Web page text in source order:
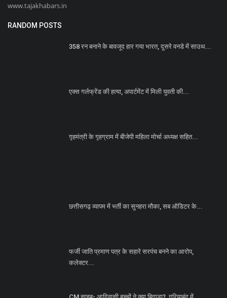
www.tajakhabars.in
RANDOM POSTS
358 रन बनाने के बावजूद हार गया भारत, दूसरे वनडे में साउथ...
एक्स गर्लफ्रेंड की हत्या, अपार्टमेंट में मिली युवती की...
गृहमंत्री के गृहग्राम में बीजेपी महिला मोर्चा अध्यक्ष सहित...
छत्तीसगढ़ व्यापम में भर्ती का सुनहरा मौका, सब ऑडिटर के...
फर्जी जाति प्रमाण पत्र के सहारे सरपंच बनने का आरोप,
कलेक्टर...